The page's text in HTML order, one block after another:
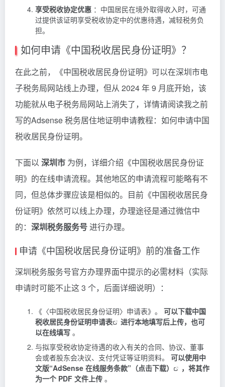
享受税收协定优惠 ：中国居民在境外取得收入时，可通
过提供该证明享受税收协定中的优惠待遇，减轻税务负
担。
如何申请《中国税收居民身份证明》？
在此之前，《中国税收居民身份证明》可以在深圳市电
子税务局网站线上办理，但从 2024 年 9 月底开始，该
功能就从电子税务局网站上消失了，详情请阅读我之前
写的Adsense 税务居住地证明申请教程：如何申请中国
税收居民身份证明。
下面以 深圳市 为例，详细介绍《中国税收居民身份证
明》的在线申请流程。其他地区的申请流程可能略有不
同，但总体步骤应该是相似的。目前《中国税收居民身
份证明》依然可以线上办理，办理途径是通过微信中
的： 深圳税务服务号进行办理。
申请《中国税收居民身份证明》前的准备工作
深圳税务服务号官方办理界面中提示的必需材料（实际
申请时可能不止这 3 个，后面详细说明）：
《〈中国税收居民身份证明〉申请表》。 可以下载中国
税收居民身份证明申请表
进行本地填写后上传，也可
以在线填写 。
与拟享受税收协定待遇的收入有关的合同、协议、董事
会或者股东会决议、支付凭证等证明资料。 可以使用中
文版“AdSense 在线服务条款”（点击下载）
，将其作
为一个 PDF 文件上传 。